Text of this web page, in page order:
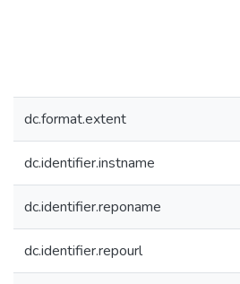
dc.format.extent
dc.identifier.instname
dc.identifier.reponame
dc.identifier.repourl